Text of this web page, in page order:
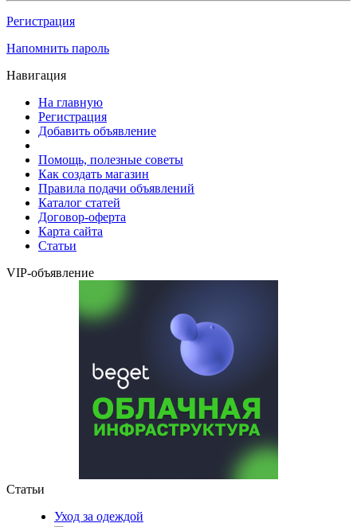
Регистрация
Напомнить пароль
Навигация
На главную
Регистрация
Добавить объявление
Помощь, полезные советы
Как создать магазин
Правила подачи объявлений
Каталог статей
Договор-оферта
Карта сайта
Статьи
VIP-объявление
Статьи
Уход за одеждой